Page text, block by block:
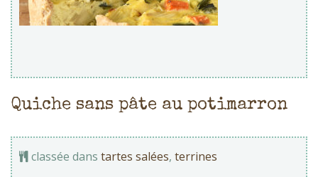
Quiche sans pâte au potimarron
classée dans tartes salées, terrines